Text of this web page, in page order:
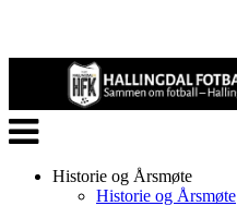
Veksle
navigasjon
Historie og Årsmøte
Historie og Årsmøte